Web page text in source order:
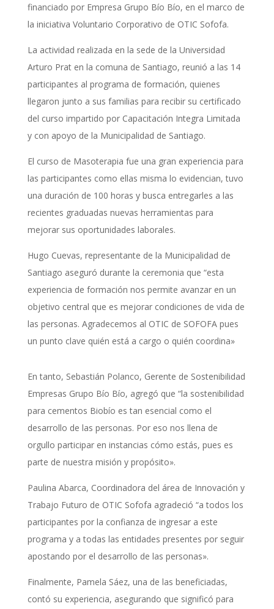
financiado por Empresa Grupo Bío Bío, en el marco de
la iniciativa Voluntario Corporativo de OTIC Sofofa.
La actividad realizada en la sede de la Universidad
Arturo Prat en la comuna de Santiago, reunió a las 14
participantes al programa de formación, quienes
llegaron junto a sus familias para recibir su certificado
del curso impartido por Capacitación Integra Limitada
y con apoyo de la Municipalidad de Santiago.
El curso de Masoterapia fue una gran experiencia para
las participantes como ellas misma lo evidencian, tuvo
una duración de 100 horas y busca entregarles a las
recientes graduadas nuevas herramientas para
mejorar sus oportunidades laborales.
Hugo Cuevas, representante de la Municipalidad de
Santiago aseguró durante la ceremonia que “esta
experiencia de formación nos permite avanzar en un
objetivo central que es mejorar condiciones de vida de
las personas. Agradecemos al OTIC de SOFOFA pues
un punto clave quién está a cargo o quién coordina»
En tanto, Sebastián Polanco, Gerente de Sostenibilidad
Empresas Grupo Bío Bío, agregó que “la sostenibilidad
para cementos Biobío es tan esencial como el
desarrollo de las personas. Por eso nos llena de
orgullo participar en instancias cómo estás, pues es
parte de nuestra misión y propósito».
Paulina Abarca, Coordinadora del área de Innovación y
Trabajo Futuro de OTIC Sofofa agradeció “a todos los
participantes por la confianza de ingresar a este
programa y a todas las entidades presentes por seguir
apostando por el desarrollo de las personas».
Finalmente, Pamela Sáez, una de las beneficiadas,
contó su experiencia, asegurando que significó para